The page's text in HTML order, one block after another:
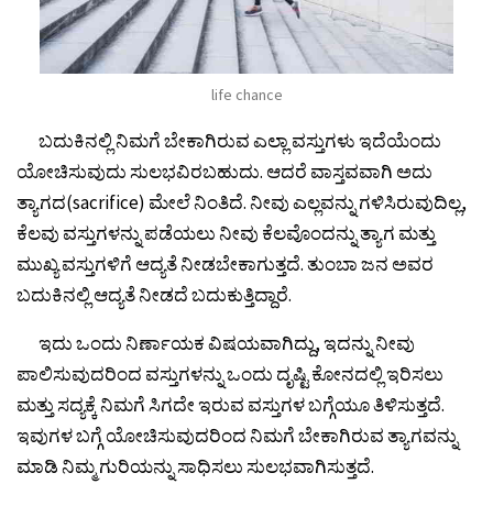
life chance
ಬದುಕಿನಲ್ಲಿ ನಿಮಗೆ ಬೇಕಾಗಿರುವ ಎಲ್ಲಾ ವಸ್ತುಗಳು ಇದೆಯೆಂದು
ಯೋಚಿಸುವುದು ಸುಲಭವಿರಬಹುದು. ಆದರೆ ವಾಸ್ತವವಾಗಿ ಅದು
ತ್ಯಾಗದ(sacrifice) ಮೇಲೆ ನಿಂತಿದೆ. ನೀವು ಎಲ್ಲವನ್ನು ಗಳಿಸಿರುವುದಿಲ್ಲ,
ಕೆಲವು ವಸ್ತುಗಳನ್ನು ಪಡೆಯಲು ನೀವು ಕೆಲವೊಂದನ್ನು ತ್ಯಾಗ ಮತ್ತು
ಮುಖ್ಯ ವಸ್ತುಗಳಿಗೆ ಆದ್ಯತೆ ನೀಡಬೇಕಾಗುತ್ತದೆ. ತುಂಬಾ ಜನ ಅವರ
ಬದುಕಿನಲ್ಲಿ ಆದ್ಯತೆ ನೀಡದೆ ಬದುಕುತ್ತಿದ್ದಾರೆ.
ಇದು ಒಂದು ನಿರ್ಣಾಯಕ ವಿಷಯವಾಗಿದ್ದು, ಇದನ್ನು ನೀವು
ಪಾಲಿಸುವುದರಿಂದ ವಸ್ತುಗಳನ್ನು ಒಂದು ದೃಷ್ಟಿ ಕೋನದಲ್ಲಿ ಇರಿಸಲು
ಮತ್ತು ಸದ್ಯಕ್ಕೆ ನಿಮಗೆ ಸಿಗದೇ ಇರುವ ವಸ್ತುಗಳ ಬಗ್ಗೆಯೂ ತಿಳಿಸುತ್ತದೆ.
ಇವುಗಳ ಬಗ್ಗೆ ಯೋಚಿಸುವುದರಿಂದ ನಿಮಗೆ ಬೇಕಾಗಿರುವ ತ್ಯಾಗವನ್ನು
ಮಾಡಿ ನಿಮ್ಮ ಗುರಿಯನ್ನು ಸಾಧಿಸಲು ಸುಲಭವಾಗಿಸುತ್ತದೆ.